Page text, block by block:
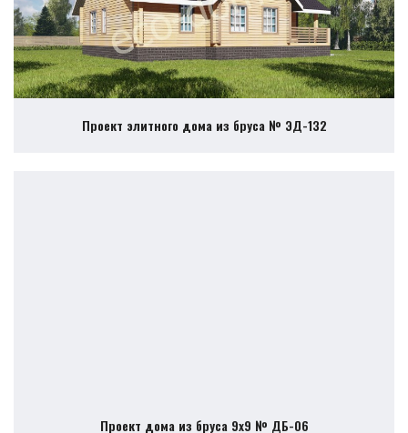
Проект элитного дома из бруса № ЭД-132
Проект дома из бруса 9х9 № ДБ-06